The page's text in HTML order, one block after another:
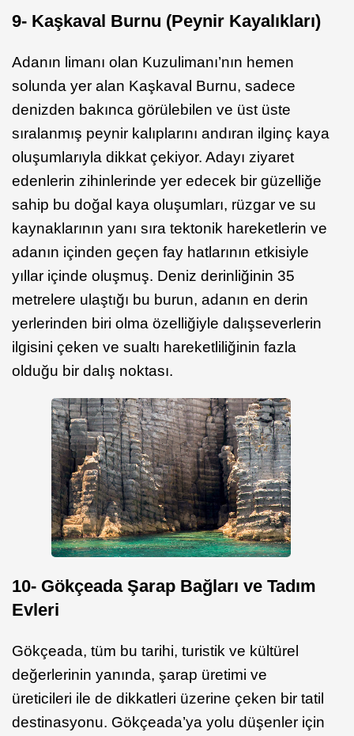
9- Kaşkaval Burnu (Peynir Kayalıkları)
Adanın limanı olan Kuzulimanı’nın hemen
solunda yer alan Kaşkaval Burnu, sadece
denizden bakınca görülebilen ve üst üste
sıralanmış peynir kalıplarını andıran ilginç kaya
oluşumlarıyla dikkat çekiyor. Adayı ziyaret
edenlerin zihinlerinde yer edecek bir güzelliğe
sahip bu doğal kaya oluşumları, rüzgar ve su
kaynaklarının yanı sıra tektonik hareketlerin ve
adanın içinden geçen fay hatlarının etkisiyle
yıllar içinde oluşmuş. Deniz derinliğinin 35
metrelere ulaştığı bu burun, adanın en derin
yerlerinden biri olma özelliğiyle dalışseverlerin
ilgisini çeken ve sualtı hareketliliğinin fazla
olduğu bir dalış noktası.
10- Gökçeada Şarap Bağları ve Tadım
Evleri
Gökçeada, tüm bu tarihi, turistik ve kültürel
değerlerinin yanında, şarap üretimi ve
üreticileri ile de dikkatleri üzerine çeken bir tatil
destinasyonu. Gökçeada’ya yolu düşenler için